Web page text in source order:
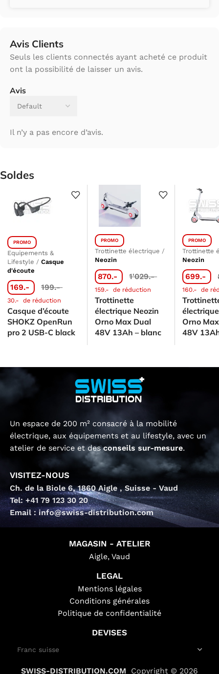
Avis Clients
Avis
Il n’y a pas encore d’avis.
Seuls les clients connectés ayant acheté ce produit
ont la possibilité de laisser un avis.
Soldes
PROMO
Equipements &
Lifestyle / Casque
d'écoute
169.- 199.-
30.- de réduction
Casque d’écoute
SHOKZ OpenRun
pro 2 USB-C black
PROMO
Trottinette électrique /
Neozin
870.- 1'029.-
159.- de réduction
Trottinette
électrique Neozin
Orno Max Dual
48V 13Ah – blanc
PROMO
Trottinette
Neozin
699.-
160.- de
Orno
48V
Un espace de 200 m² consacré à la mobilité
électrique, aux équipements et au lifestyle, avec un
atelier de service et desconseils sur-mesure.
VISITEZ-NOUS
Ch. de la Biole 6, 1860 Aigle , Suisse - Vaud
Tel: +41 79 123 30 20
Email : info@swiss-distribution.com
MAGASIN - ATELIER
Aigle, Vaud
LEGAL
Mentions légales
Conditions générales
Politique de confidentialité
DEVISES
SWISS-DISTRIBUTION.COM Copyright © 2026